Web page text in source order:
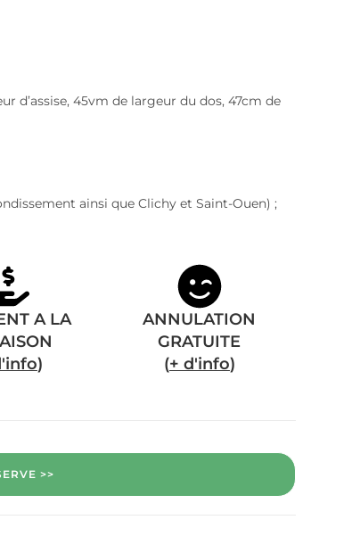
d’assise, 45vm de largeur du dos, 47cm de
ainsi que Clichy et Saint-Ouen) ;
A LA
)
ANNULATION
GRATUITE
(+ d'info)
>>